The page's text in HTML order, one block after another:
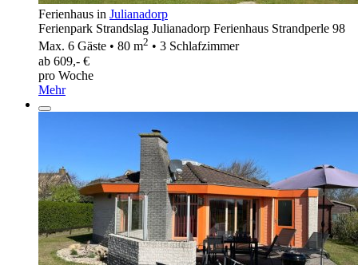
Ferienhaus in Julianadorp
Ferienpark Strandslag Julianadorp Ferienhaus Strandperle 98
Max. 6 Gäste • 80 m2 • 3 Schlafzimmer
ab 609,- €
pro Woche
Mehr